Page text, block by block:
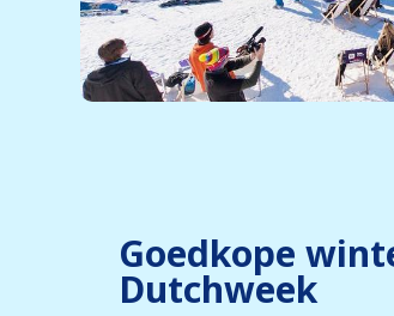
Goedkope
Dutchweek